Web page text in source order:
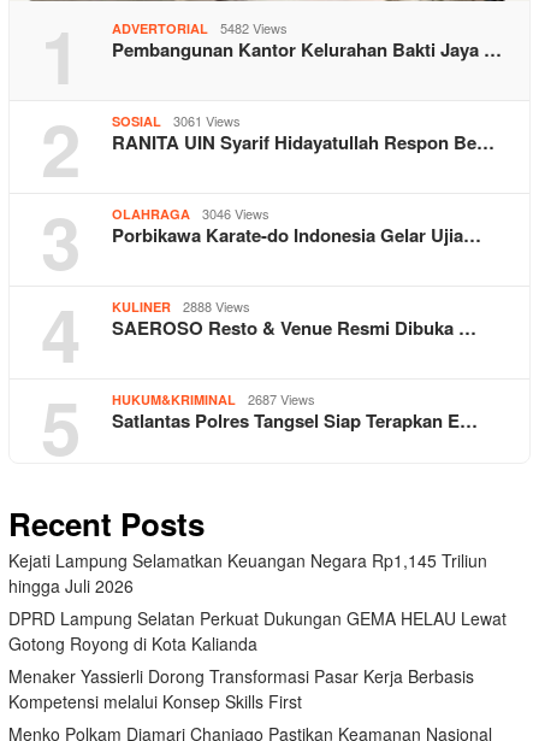
1 ADVERTORIAL 5482 Views
Pembangunan Kantor Kelurahan Bakti Jaya …
2 SOSIAL 3061 Views
RANITA UIN Syarif Hidayatullah Respon Be…
3 OLAHRAGA 3046 Views
Porbikawa Karate-do Indonesia Gelar Ujia…
4 KULINER 2888 Views
SAEROSO Resto & Venue Resmi Dibuka …
5 HUKUM&KRIMINAL 2687 Views
Satlantas Polres Tangsel Siap Terapkan E…
Recent Posts
Kejati Lampung Selamatkan Keuangan Negara Rp1,145 Triliun
hingga Juli 2026
DPRD Lampung Selatan Perkuat Dukungan GEMA HELAU Lewat
Gotong Royong di Kota Kalianda
Menaker Yassierli Dorong Transformasi Pasar Kerja Berbasis
Kompetensi melalui Konsep Skills First
Menko Polkam Djamari Chaniago Pastikan Keamanan Nasional